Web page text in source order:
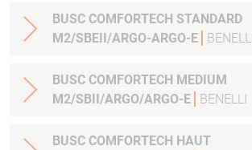
BUSC COMFORTECH STANDARD
M2/SBEII/ARGO-ARGO-E
BENELLI
BUSC COMFORTECH MEDIUM
M2/SBII/ARGO/ARGO-E
BENELLI
BUSC COMFORTECH HAUT